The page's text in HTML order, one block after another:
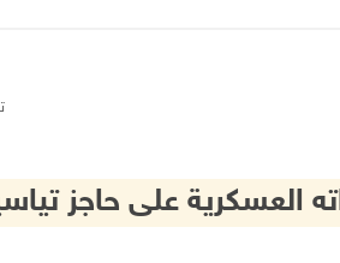
العسكرية على حاجز